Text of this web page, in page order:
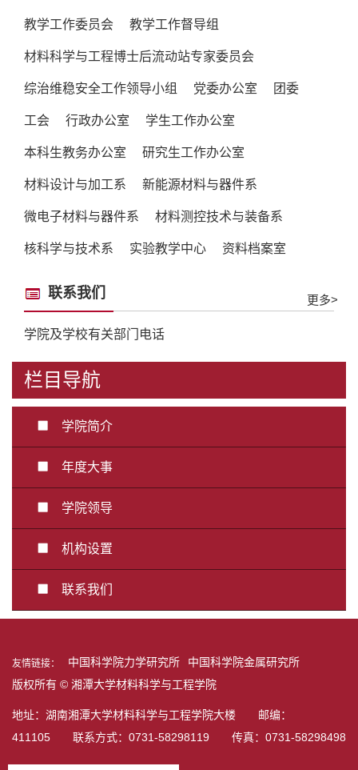
教学工作委员会 教学工作督导组
材料科学与工程博士后流动站专家委员会
综治维稳安全工作领导小组 党委办公室 团委
工会 行政办公室 学生工作办公室
本科生教务办公室 研究生工作办公室
材料设计与加工系 新能源材料与器件系
微电子材料与器件系 材料测控技术与装备系
核科学与技术系 实验教学中心 资料档案室
更多>
联系我们
学院及学校有关部门电话
栏目导航
学院简介
年度大事
学院领导
机构设置
联系我们
友情链接： 中国科学院力学研究所
中国科学院金属研究所
版权所有 © 湘潭大学材料科学与工程学院
地址：湖南湘潭大学材料科学与工程学院大楼 邮编：
411105 联系方式：0731-58298119 传真：0731-58298498